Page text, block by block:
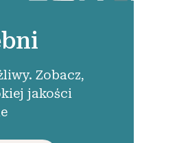
Zobacz,
jakości